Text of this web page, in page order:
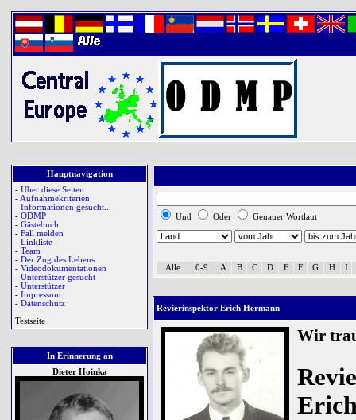
Hauptnavigation
- Über diese Seiten
- Aufnahmekriterien
- Informationen gesucht...
- ODMP
- Gästebuch
- Fall melden
- Linkliste
- Team
- Der Zug des Lebens
- Videodokumentationen
- Unterstützer gesucht
- Unterstützer
- Impressum
- Datenschutz
Testseite
In Erinnerung an
Dieter Hoinka
Und Oder Genauer Wortlaut
Alle 0-9 A B C D E F G H I
Revierinspektor Erich Hermann
Wir